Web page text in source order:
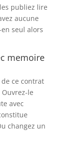
publiez lire
aucune
seul alors
memoire
ce contrat
le
avec
changez un